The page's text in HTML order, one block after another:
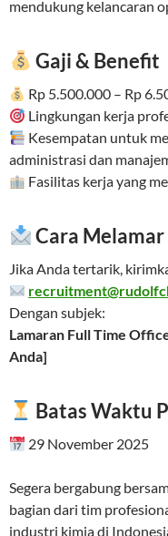
mendukung kelancaran
Gaji & Benefit
Rp 5.500.000 – Rp
Lingkungan kerja
Kesempatan untuk
administrasi dan
Fasilitas kerja yang
Cara Melamar
Jika Anda tertarik,
Dengan subjek:
Lamaran Full Time
Anda]
Batas Waktu
29 November 2025
Segera bergabung
bagian dari tim
industri kimia di